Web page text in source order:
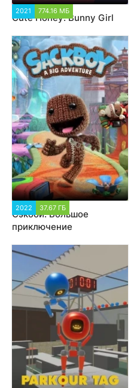
2021 774.16 МБ
Cute Honey: Bunny Girl
2022 37.67 ГБ
Сэкбой: Большое
приключение